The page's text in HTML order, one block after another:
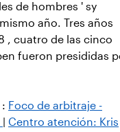
de hombres ' sy
año. Tres años
, cuatro de las cinco
fueron presididas
: Foco de arbitraje -
Centro atención: Kris